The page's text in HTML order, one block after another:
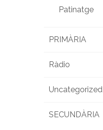
Patinatge
PRIMÀRIA
Ràdio
Uncategorized
SECUNDÀRIA